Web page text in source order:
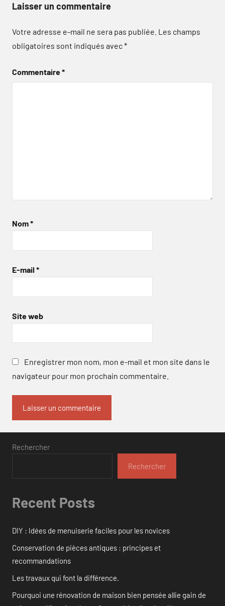
Laisser un commentaire
Votre adresse e-mail ne sera pas publiée. Les champs
obligatoires sont indiqués avec*
Commentaire*
Nom*
E-mail *
Site web
Enregistrer mon nom, mon e-mail et mon site dans le
navigateur pour mon prochain commentaire.
Rechercher
Rechercher
Recent Posts
DIY : Idées de menuiserie faciles pour les novices
Conservation de pièces antiques : principes et
recommandations
Les travaux qui font la différence.
Pourquoi une rénovation de maison bien pensée allie gain de